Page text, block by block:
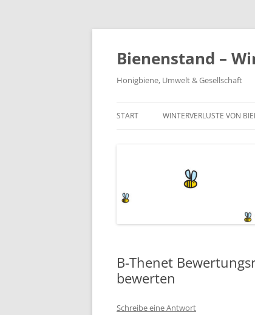
Zum
springen
Bienenstand –
Honigbiene, Umwelt & Gesellschaft
START WINTERVERLUSTE VON
WINTERVERLUSTE 2014/15
WINTERVERLUSTE 2013/14
WINTERVERLUSTE 2011/12
B-Thenet
bewerten
Schreibe eine Antwort